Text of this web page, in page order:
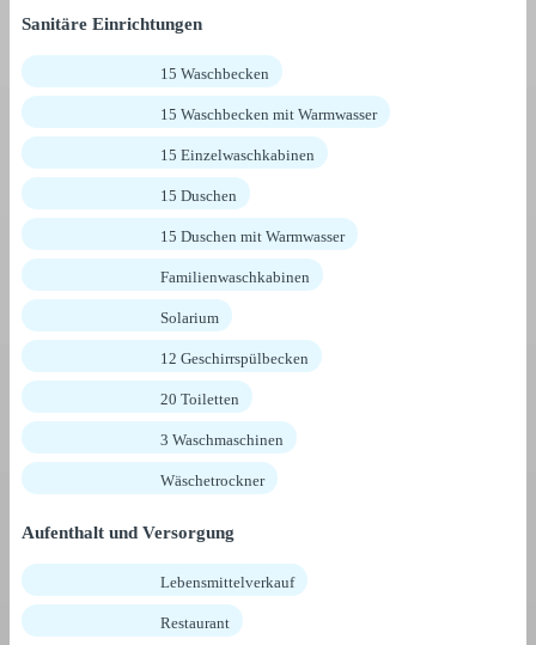
Sanitäre Einrichtungen
15 Waschbecken
15 Waschbecken mit Warmwasser
15 Einzelwaschkabinen
15 Duschen
15 Duschen mit Warmwasser
Familienwaschkabinen
Solarium
12 Geschirrspülbecken
20 Toiletten
3 Waschmaschinen
Wäschetrockner
Aufenthalt und Versorgung
Lebensmittelverkauf
Restaurant